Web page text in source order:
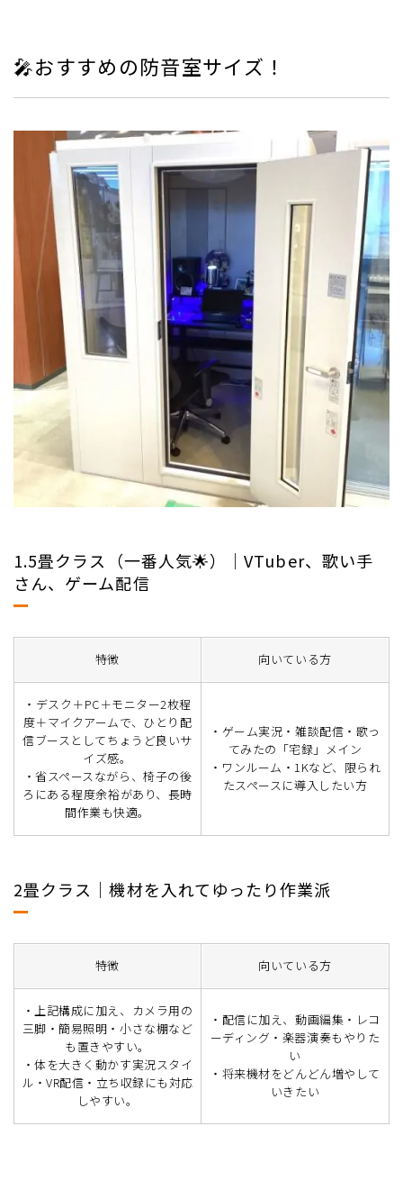
🎤おすすめの防音室サイズ！
1.5畳クラス（一番人気🌟）｜VTuber、歌い手
さん、ゲーム配信
特徴 向いている方
・デスク＋PC＋モニター2枚程
度＋マイクアームで、ひとり配
信ブースとしてちょうど良いサ
イズ感。
・省スペースながら、椅子の後
ろにある程度余裕があり、長時
間作業も快適。
・ゲーム実況・雑談配信・歌っ
てみたの「宅録」メイン
・ワンルーム・1Kなど、限られ
たスペースに導入したい方
2畳クラス｜機材を入れてゆったり作業派
特徴 向いている方
・上記構成に加え、カメラ用の
三脚・簡易照明・小さな棚など
も置きやすい。
・体を大きく動かす実況スタイ
ル・VR配信・立ち収録にも対応
しやすい。
・配信に加え、動画編集・レコ
ーディング・楽器演奏もやりた
い
・将来機材をどんどん増やして
いきたい